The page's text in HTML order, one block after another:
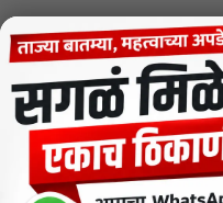
MENU
CODE OF ETHICS FOR
Contact Us